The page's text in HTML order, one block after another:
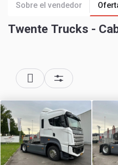
Sobre el vendedor
Twente Trucks -